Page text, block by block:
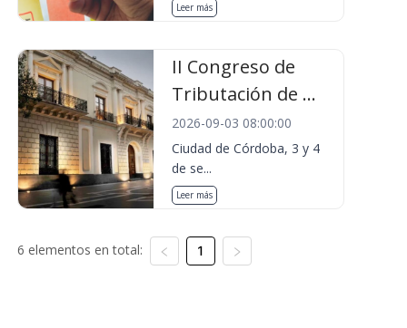
Leer más
II Congreso de
Tributación de ...
2026-09-03 08:00:00
Ciudad de Córdoba, 3 y 4
de se...
Leer más
6 elementos en total: 1